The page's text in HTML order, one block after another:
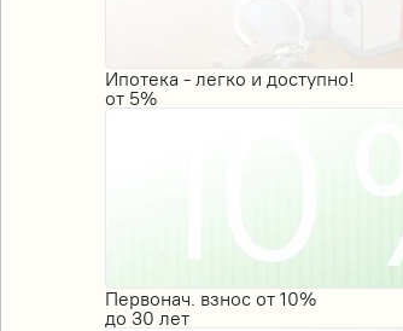
Ипотека - легко и доступно!
от 5%
Первонач. взнос от 10%
до 30 лет